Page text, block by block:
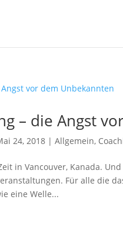
– die Angst
24, 2018 |Allgemein,
in Vancouver, Kanada.
Für alle die
eine Welle...